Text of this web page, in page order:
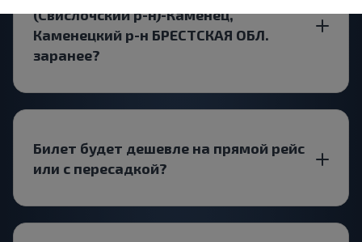
(Свислочский р-н)-Каменец,
Каменецкий р-н БРЕСТСКАЯ ОБЛ.
заранее?
Билет будет дешевле на прямой рейс
или с пересадкой?